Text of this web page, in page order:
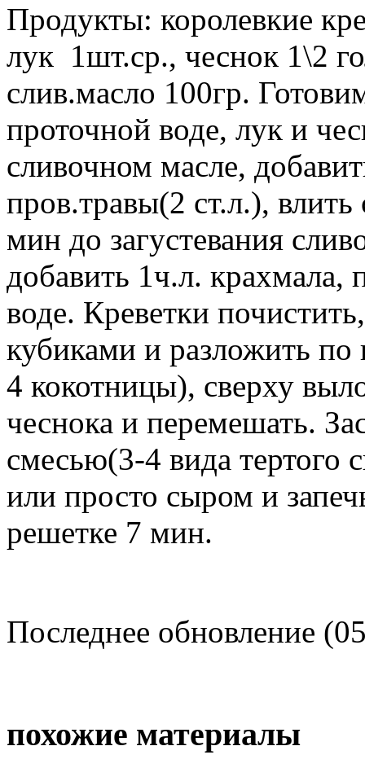
Продукты: королевкие
лук 1шт.ср., чеснок 1\2
слив.масло 100гр.
проточной воде, лук и
сливочном масле,
пров.травы(2 ст.л.),
мин до загустевания
добавить 1ч.л. крахмала,
воде. Креветки
кубиками и разложить
4 кокотницы), сверху
чеснока и перемешать.
смесью(3-4 вида тертого
или просто сыром и
решетке 7 мин.
Последнее обновление
похожие материалы